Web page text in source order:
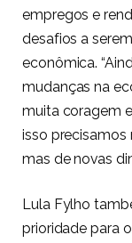
empregos e
desafios a
econômica.
mudanças na
muita coragem
isso precisamos
mas de novas
Lula Fylho
prioridade para